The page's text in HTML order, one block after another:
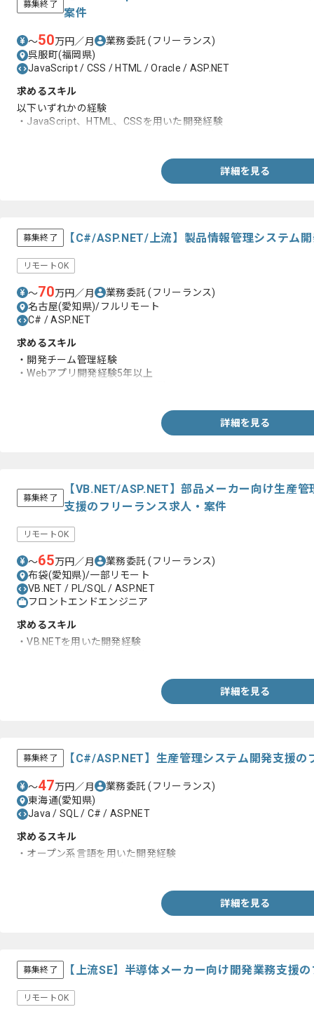
募集終了
案件
〜50万円／月 業務委託(フリーランス)
呉服町(福岡県)
JavaScript / CSS / HTML / Oracle / ASP.NET
求めるスキル
以下いずれかの経験
・JavaScript、HTML、CSSを用いた開発経験
詳細を見る
募集終了 【C#/ASP.NET/上流】製品情報管理システム
リモートOK
〜70万円／月 業務委託(フリーランス)
名古屋(愛知県)/フルリモート
C# / ASP.NET
求めるスキル
・開発チーム管理経験
・Webアプリ開発経験5年以上
詳細を見る
募集終了
【VB.NET/ASP.NET】部品メーカー向け生産
支援のフリーランス求人・案件
リモートOK
〜65万円／月 業務委託(フリーランス)
布袋(愛知県)/一部リモート
VB.NET / PL/SQL / ASP.NET
フロントエンドエンジニア
求めるスキル
・VB.NETを用いた開発経験
詳細を見る
募集終了 【C#/ASP.NET】生産管理システム開発支援
〜47万円／月 業務委託(フリーランス)
東海通(愛知県)
Java / SQL / C# / ASP.NET
求めるスキル
・オープン系言語を用いた開発経験
詳細を見る
募集終了 【上流SE】半導体メーカー向け開発業務支援
リモートOK